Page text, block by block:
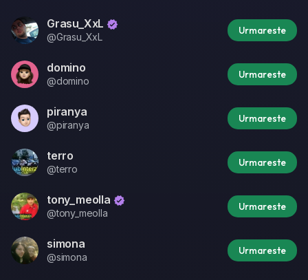
Grasu_XxL
@Grasu_XxL
Urmareste
domino
@domino
Urmareste
piranya
@piranya
Urmareste
terro
@terro
Urmareste
tony_meolla
@tony_meolla
Urmareste
simona
@simona
Urmareste